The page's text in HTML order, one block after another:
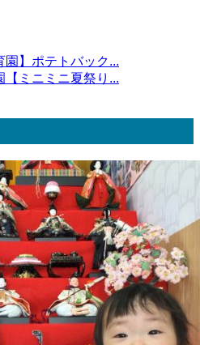
園】ポテトバック...
【ミニミニ夏祭り...